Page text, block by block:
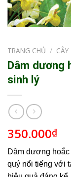
TRANG CHỦ /
Dâm dương
sinh lý
350.000₫
Dâm dương
quý nổi tiếng với